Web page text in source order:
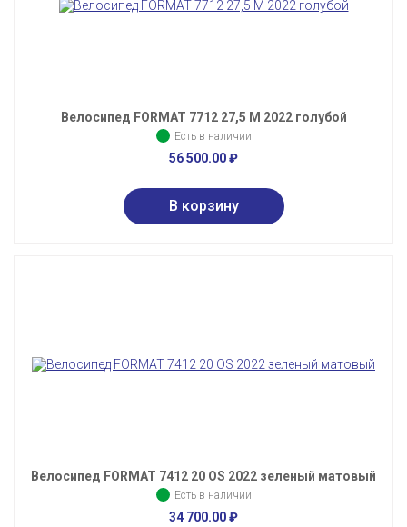
Велосипед FORMAT 7712 27,5 М 2022 голубой
Есть в наличии
56 500.00₽
Велосипед FORMAT 7412 20 OS 2022 зеленый матовый
Есть в наличии
34 700.00₽